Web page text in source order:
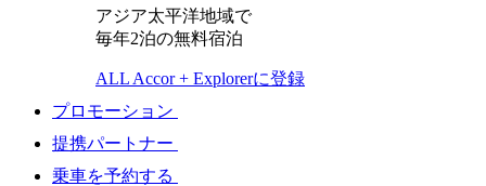
アジア太平洋地域で
毎年2泊の無料宿泊
ALL Accor + Explorerに登録
プロモーション
提携パートナー
乗車を予約する